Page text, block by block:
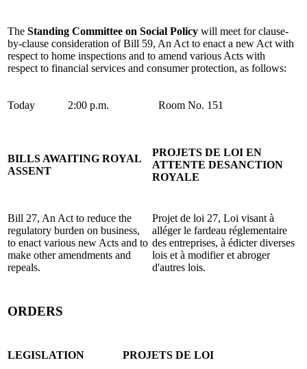
The Standing Committee on Social Policy will meet for clause-
by-clause consideration of Bill 59, An Act to enact a new Act with
respect to home inspections and to amend various Acts with
respect to financial services and consumer protection, as follows:
Today 2:00 p.m. Room No. 151
BILLS AWAITING ROYAL
ASSENT
PROJETS DE LOI EN
ATTENTE DESANCTION
ROYALE
Bill 27, An Act to reduce the
regulatory burden on business,
to enact various new Acts and to
make other amendments and
repeals.
Projet de loi 27, Loi visant à
alléger le fardeau réglementaire
des entreprises, à édicter diverses
lois et à modifier et abroger
d'autres lois.
ORDERS
LEGISLATION PROJETS DE LOI